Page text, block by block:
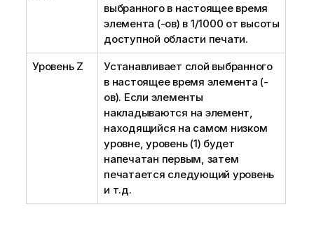
выбранного в настоящее время
элемента (-ов) в 1/1000 от высоты
доступной области печати.
Уровень Z
Устанавливает слой выбранного
в настоящее время элемента (-
ов). Если элементы
накладываются на элемент,
находящийся на самом низком
уровне, уровень (1) будет
напечатан первым, затем
печатается следующий уровень
и т.д.